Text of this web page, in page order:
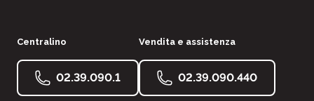
Centralino
02.39.090.1
Vendita e assistenza
02.39.090.440